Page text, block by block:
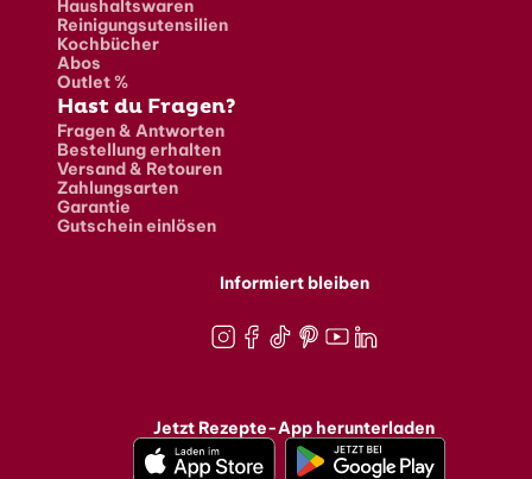
Haushaltswaren
Reinigungsutensilien
Kochbücher
Abos
Outlet %
Hast du Fragen?
Fragen & Antworten
Bestellung erhalten
Versand & Retouren
Zahlungsarten
Garantie
Gutschein einlösen
Informiert bleiben
Jetzt Rezepte-App herunterladen